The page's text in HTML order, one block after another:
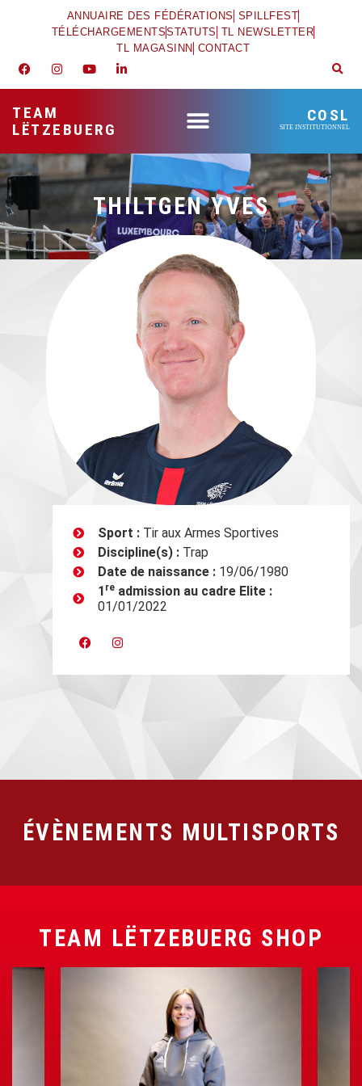
ANNUAIRE DES FÉDÉRATIONS SPILLFEST
TÉLÉCHARGEMENTSSTATUTS TL NEWSLETTER
TL MAGASINN CONTACT
TEAM
LËTZEBUERG
COSL
SITE INSTITUTIONNEL
THILTGEN YVES
Sport :Tir aux Armes Sportives
Discipline(s) :Trap
Date de naissance :19/06/1980
1 readmission au cadre Elite :
01/01/2022
ÉVÈNEMENTS MULTISPORTS
TEAM LËTZEBUERG SHOP